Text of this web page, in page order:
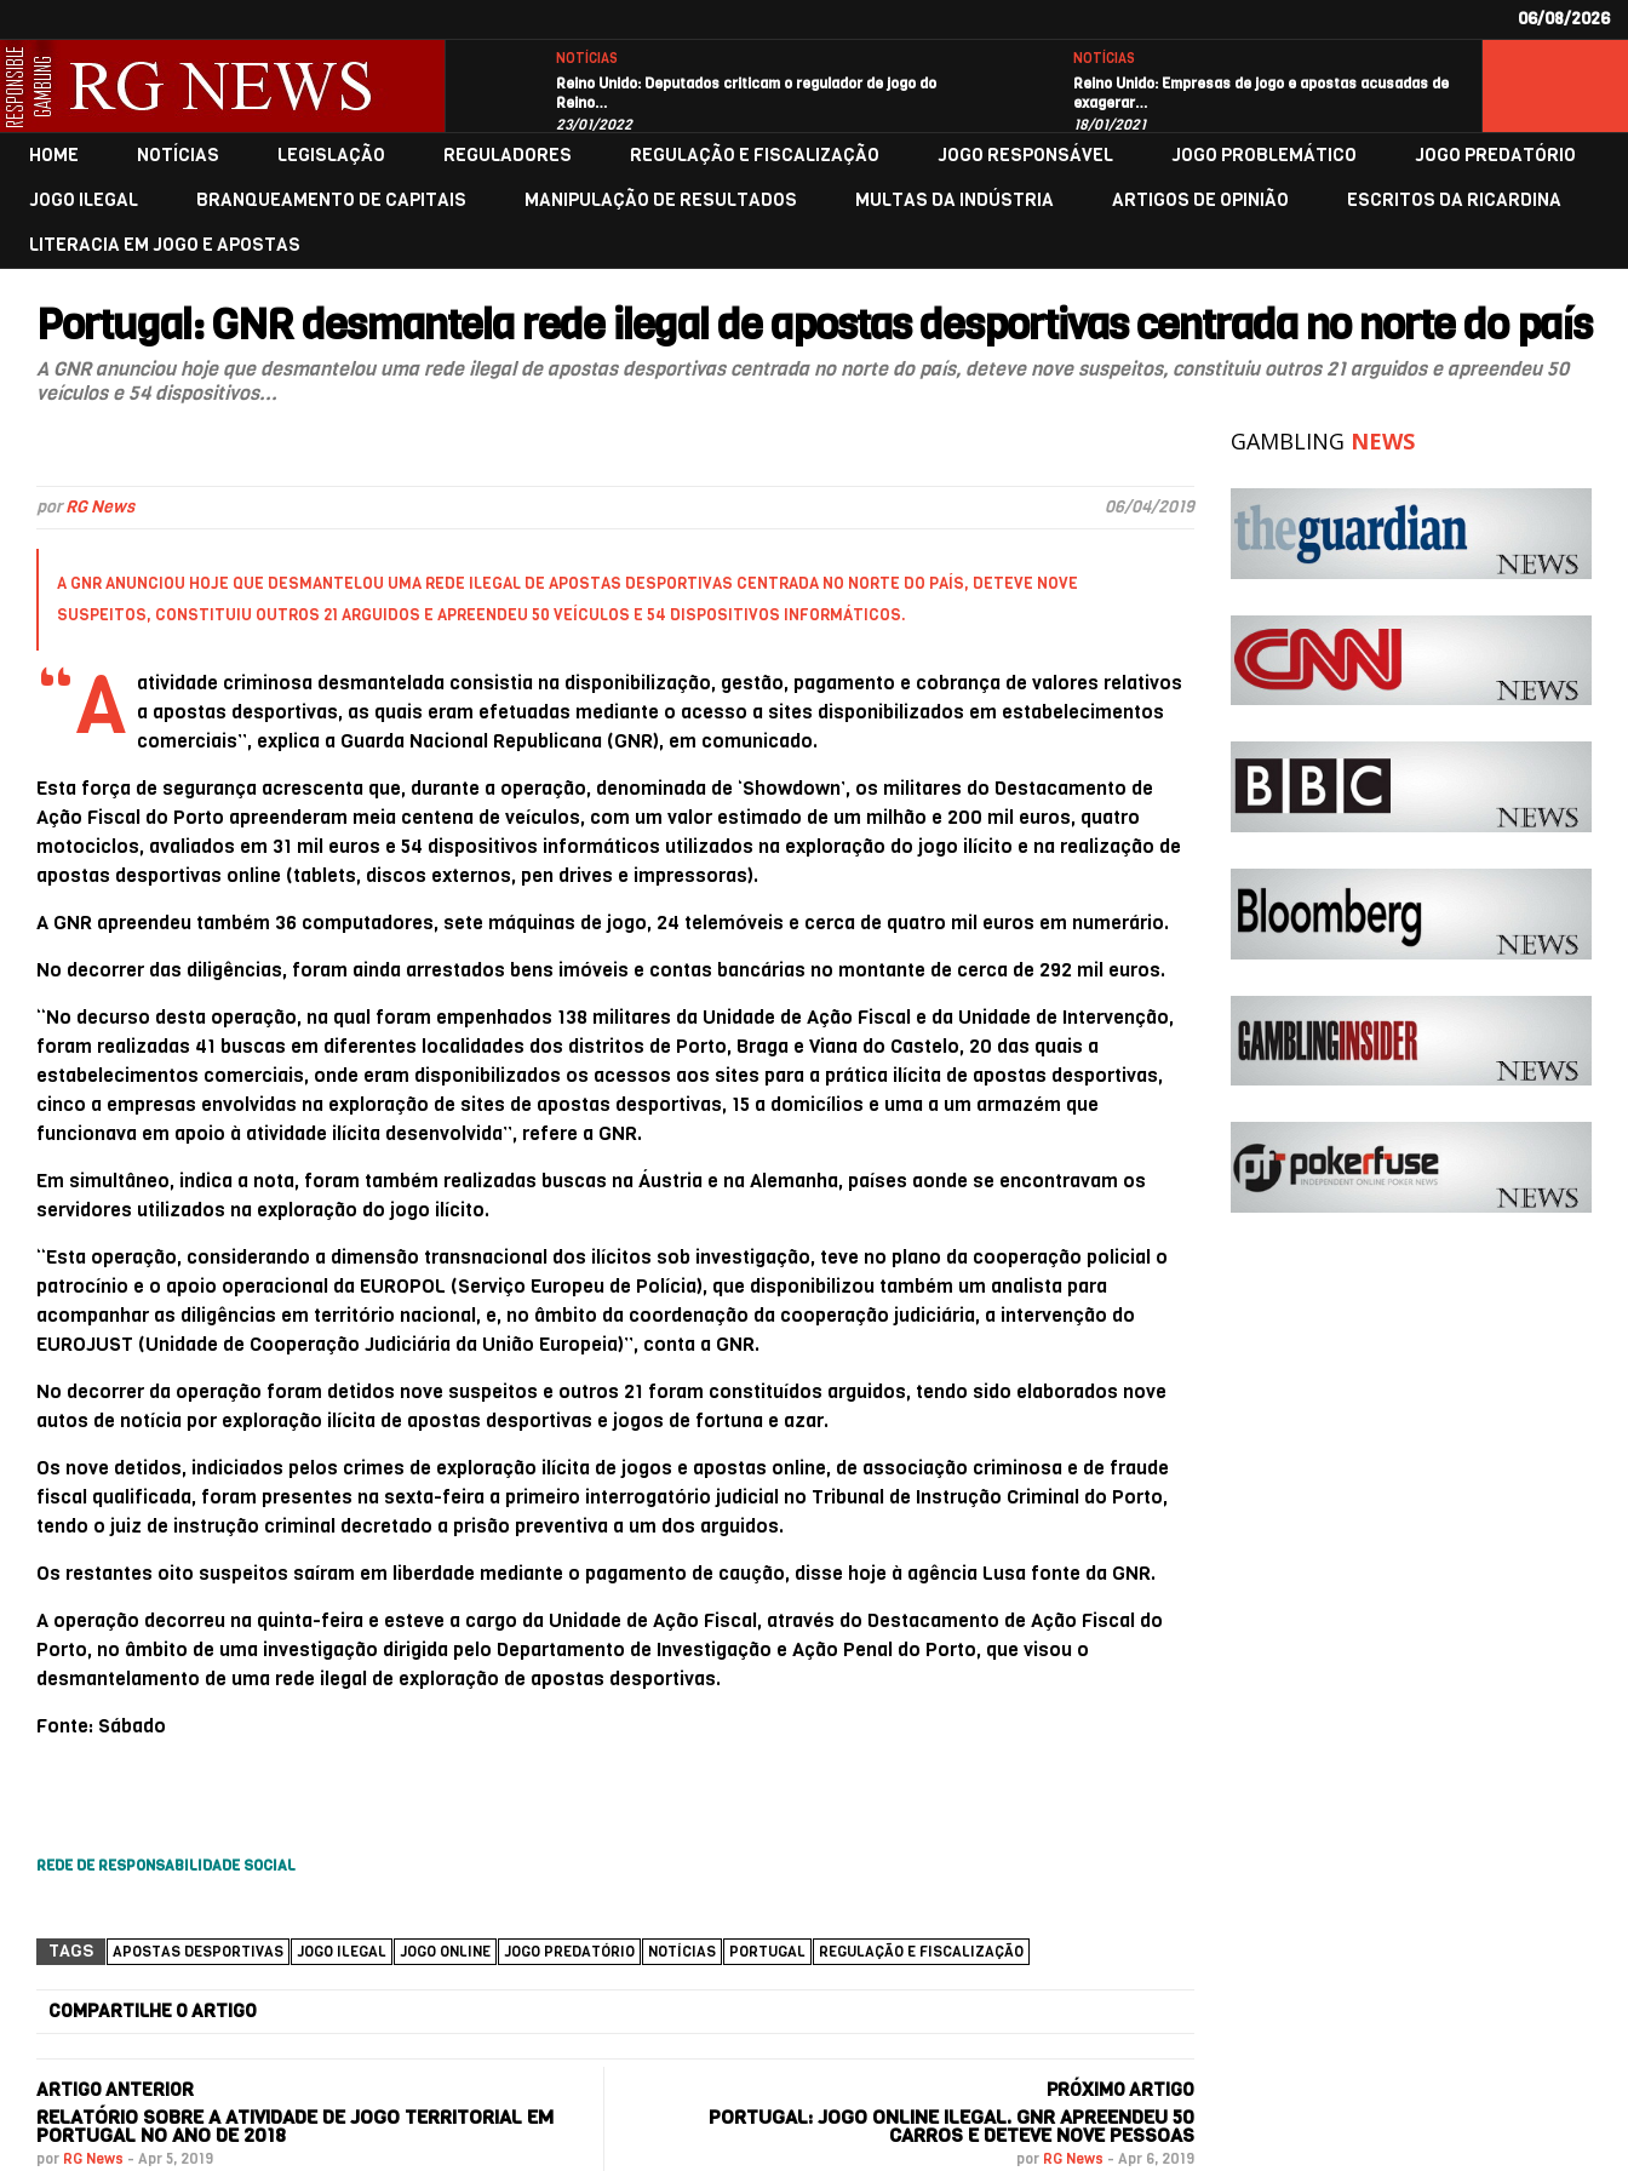
06/08/2026
NOTÍCIAS
Reino Unido: Deputados criticam o regulador de jogo do
Reino…
23/01/2022
NOTÍCIAS
Reino Unido: Empresas de jogo e apostas acusadas de
exagerar…
18/01/2021
HOME NOTÍCIAS LEGISLAÇÃO REGULADORES REGULAÇÃO E FISCALIZAÇÃO JOGO RESPONSÁVEL JOGO PROBLEMÁTICO
JOGO PREDATÓRIO
JOGO ILEGAL
BRANQUEAMENTO DE CAPITAIS MANIPULAÇÃO DE RESULTADOS MULTAS DA INDÚSTRIA ARTIGOS DE OPINIÃO
ESCRITOS DA RICARDINA
LITERACIA EM JOGO E APOSTAS
Portugal: GNR desmantela rede ilegal de apostas desportivas centrada no norte do país
A GNR anunciou hoje que desmantelou uma rede ilegal de apostas desportivas centrada no norte do país, deteve nove suspeitos, constituiu outros 21 arguidos e apreendeu 50
veículos e 54 dispositivos...
porRG News 06/04/2019
A GNRANUNCIOU HOJE QUE DESMANTELOU UMA REDE ILEGAL DE APOSTAS DESPORTIVAS CENTRADA NO NORTE DO PAÍS, DETEVE NOVE
SUSPEITOS, CONSTITUIU OUTROS 21 ARGUIDOS E APREENDEU 50 VEÍCULOS E 54 DISPOSITIVOS INFORMÁTICOS.
“A atividade criminosa desmantelada consistia na disponibilização, gestão, pagamento e cobrança de valores relativos
a apostas desportivas, as quais eram efetuadas mediante o acesso a sites disponibilizados em estabelecimentos
comerciais”, explica a Guarda Nacional Republicana (GNR), em comunicado.
Esta força de segurança acrescenta que, durante a operação, denominada de ‘Showdown’, os militares do Destacamento de
Ação Fiscal do Porto apreenderam meia centena de veículos, com um valor estimado de um milhão e 200 mil euros, quatro
motociclos, avaliados em 31 mil euros e 54 dispositivos informáticos utilizados na exploração do jogo ilícito e na realização de
apostas desportivas online (tablets, discos externos, pen drives e impressoras).
A GNR apreendeu também 36 computadores, sete máquinas de jogo, 24 telemóveis e cerca de quatro mil euros em numerário.
No decorrer das diligências, foram ainda arrestados bens imóveis e contas bancárias no montante de cerca de 292 mil euros.
“No decurso desta operação, na qual foram empenhados 138 militares da Unidade de Ação Fiscal e da Unidade de Intervenção,
foram realizadas 41 buscas em diferentes localidades dos distritos de Porto, Braga e Viana do Castelo, 20 das quais a
estabelecimentos comerciais, onde eram disponibilizados os acessos aos sites para a prática ilícita de apostas desportivas,
cinco a empresas envolvidas na exploração de sites de apostas desportivas, 15 a domicílios e uma a um armazém que
funcionava em apoio à atividade ilícita desenvolvida”, refere a GNR.
Em simultâneo, indica a nota, foram também realizadas buscas na Áustria e na Alemanha, países aonde se encontravam os
servidores utilizados na exploração do jogo ilícito.
“Esta operação, considerando a dimensão transnacional dos ilícitos sob investigação, teve no plano da cooperação policial o
patrocínio e o apoio operacional da EUROPOL (Serviço Europeu de Polícia), que disponibilizou também um analista para
acompanhar as diligências em território nacional, e, no âmbito da coordenação da cooperação judiciária, a intervenção do
EUROJUST (Unidade de Cooperação Judiciária da União Europeia)”, conta a GNR.
No decorrer da operação foram detidos nove suspeitos e outros 21 foram constituídos arguidos, tendo sido elaborados nove
autos de notícia por exploração ilícita de apostas desportivas e jogos de fortuna e azar.
Os nove detidos, indiciados pelos crimes de exploração ilícita de jogos e apostas online, de associação criminosa e de fraude
fiscal qualificada, foram presentes na sexta-feira a primeiro interrogatório judicial no Tribunal de Instrução Criminal do Porto,
tendo o juiz de instrução criminal decretado a prisão preventiva a um dos arguidos.
Os restantes oito suspeitos saíram em liberdade mediante o pagamento de caução, disse hoje à agência Lusa fonte da GNR.
A operação decorreu na quinta-feira e esteve a cargo da Unidade de Ação Fiscal, através do Destacamento de Ação Fiscal do
Porto, no âmbito de uma investigação dirigida pelo Departamento de Investigação e Ação Penal do Porto, que visou o
desmantelamento de uma rede ilegal de exploração de apostas desportivas.
Fonte: Sábado
REDE DE RESPONSABILIDADE SOCIAL
TAGS APOSTAS DESPORTIVAS JOGO ILEGAL JOGO ONLINE JOGO PREDATÓRIO NOTÍCIAS PORTUGAL REGULAÇÃO E FISCALIZAÇÃO
COMPARTILHE O ARTIGO
ARTIGO ANTERIOR
RELATÓRIO SOBRE A ATIVIDADE DE JOGO TERRITORIAL EM
PORTUGAL NO ANO DE 2018
por RG News - Apr 5, 2019
PRÓXIMO ARTIGO
PORTUGAL: JOGO ONLINE ILEGAL. GNR APREENDEU 50
CARROS E DETEVE NOVE PESSOAS
por RG News - Apr 6, 2019
GAMBLING NEWS